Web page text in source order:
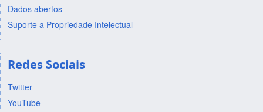
Dados abertos
Suporte a Propriedade Intelectual
Redes Sociais
Twitter
YouTube